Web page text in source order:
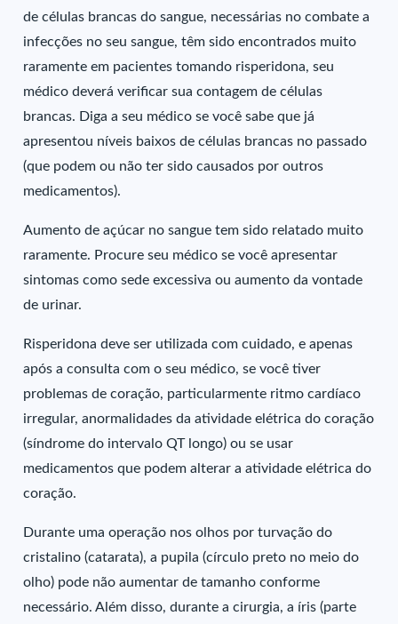
de células brancas do sangue, necessárias no combate a
infecções no seu sangue, têm sido encontrados muito
raramente em pacientes tomando risperidona, seu
médico deverá verificar sua contagem de células
brancas. Diga a seu médico se você sabe que já
apresentou níveis baixos de células brancas no passado
(que podem ou não ter sido causados por outros
medicamentos).
Aumento de açúcar no sangue tem sido relatado muito
raramente. Procure seu médico se você apresentar
sintomas como sede excessiva ou aumento da vontade
de urinar.
Risperidona deve ser utilizada com cuidado, e apenas
após a consulta com o seu médico, se você tiver
problemas de coração, particularmente ritmo cardíaco
irregular, anormalidades da atividade elétrica do coração
(síndrome do intervalo QT longo) ou se usar
medicamentos que podem alterar a atividade elétrica do
coração.
Durante uma operação nos olhos por turvação do
cristalino (catarata), a pupila (círculo preto no meio do
olho) pode não aumentar de tamanho conforme
necessário. Além disso, durante a cirurgia, a íris (parte